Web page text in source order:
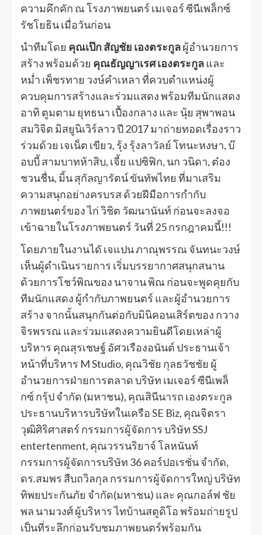
ความคึกคัก ณ โรงภาพยนตร์ เมเจอร์ ซีนีเพล็กซ์
รัชโยธิน เมื่อวันก่อน
นำทีมโดย คุณเป๊ก สัญชัย เองตระกูลผู้อำนวยการ
สร้าง พร้อมด้วย คุณธัญญาเรศ เองตระกูลและ
หม่ำ เพ็ชรทาย วงษ์คำเหลา ที่ควบตำแหน่งผู้
ควบคุมการสร้างและร่วมแสดง พร้อมทีมนักแสดง
อาทิ ตูมตาม ยุทธนา เปื้องกลาง และ นุ้ย สุพาพอน
สมวิจิต มิสยูนิเวิร์ลาว ปี 2017 มาถ่ายทอดเรื่องราว
ร่วมด้วย เจเน็ต เขียว, รุ้ง รุ้งลาวัลย์ โทนะหงษา, บ๊
อบบี้ สามบาทห้าสิบ, เจี้ย แปซิฟิก, นก วนิดา, ต๋อง
ชวนชื่น, มิ้น สุกัลญารัตน์ ขันทัพไทย ที่มาเสริม
ความสนุกอย่างครบรส ด้วยฝีมือการกำกับ
ภาพยนตร์ของ ไก่ วิชิต วัฒนานันท์ ก่อนจะลงจอ
เข้าฉายในโรงภาพยนตร์ วันที่ 25 กรกฎาคมนี้!!!
โดยภายในงานไดั เจแปน ภาณุพรรณ จันทนะวงษ์
เห็นผู้ดำเนินรายการ เริ่มบรรยากาศสนุกสนาน
ด้วยการโชว์พิณของ นาจาน พิณ ก่อนจะพูดคุยกับ
ทีมนักแสดง ผู้กำกับภาพยนตร์ และผู้อำนวยการ
สร้าง จากนั้นสนุกกันต่อกับมินิคอนเสิร์ตของ กวาง
จิรพรรณ และร่วมแสดงความยินดีโดยเหล่าผู้
บริหาร คุณสุรเชษฐ์ อัศวเรืองอนันต์ ประธานเจ้า
หน้าที่บริหาร M Studio, คุณวิชัย กุลธวัชชัย ผู้
อำนวยการฝ่ายการตลาด บริษัท เมเจอร์ ซีนีเพล็
กซ์ กรุ้ป จำกัด (มหาชน), คุณสินีนารถ เองตระกูล
ประธานบริหารบริษัทในเครือ SE Biz, คุณจิตรา
วุฒิศิริศาสตร์ กรรมการผู้จัดการ บริษัท SSJ
entertenment, คุณวรรนริยาจ์ โลหนันท์
กรรมการผู้จัดการบริษัท 36 คอร์ปอเรชั่น จำกัด,
ดร.สมพร สืบถวิลกุล กรรมการผู้จัดการใหญ่ บริษัท
ทิพยประกันภัย จำกัด(มหาชน) และ คุณกอล์ฟ ชัย
พล นามวงศ์ ผู้บริหาร ไทบ้านสตูดิโอ พร้อมถ่ายรูป
เป็นที่ระลึกก่อนรับชมภาพยนตร์พร้อมกัน